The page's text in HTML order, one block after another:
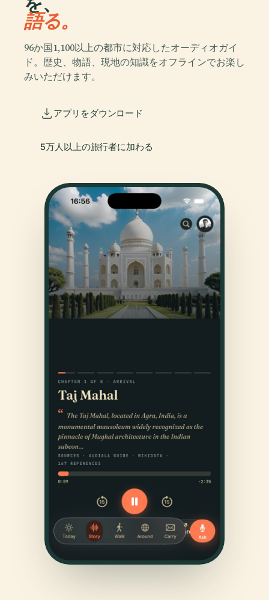
語る。
96か国1,100以上の都市に対応したオーディオガイ
ド。歴史、物語、現地の知識をオフラインでお楽し
みいただけます。
アプリをダウンロード
5万人以上の旅行者に加わる